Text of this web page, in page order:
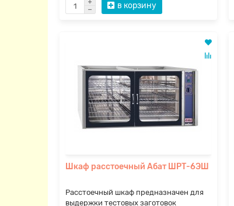
в корзину
Шкаф расстоечный Абат ШРТ-6ЭШ
Расстоечный шкаф предназначен для
выдержки тестовых заготовок